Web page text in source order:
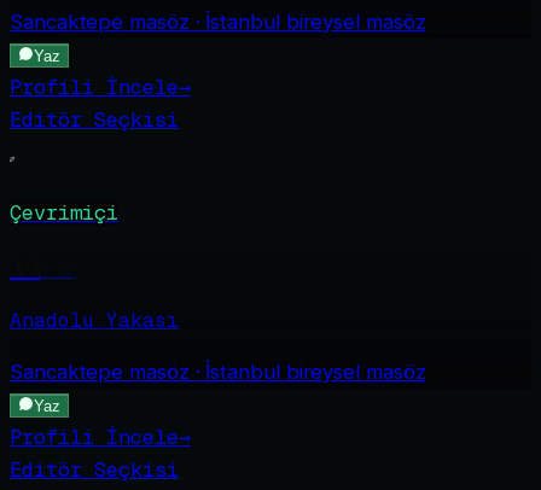
Sancaktepe masöz · İstanbul bireysel masöz
Yaz
Profili İncele→
Editör Seçkisi
Çevrimiçi
Anadolu Yakası
Sancaktepe masöz · İstanbul bireysel masöz
Yaz
Profili İncele→
Editör Seçkisi